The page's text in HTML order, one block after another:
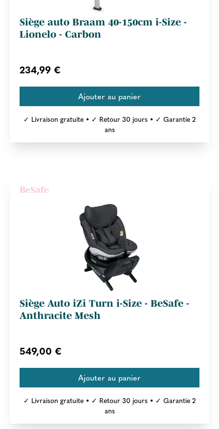
Siège auto Braam 40-150cm i-Size -
Lionelo - Carbon
234,99 €
✓ Livraison gratuite • ✓ Retour 30 jours • ✓ Garantie 2
ans
BeSafe
Siège Auto iZi Turn i-Size - BeSafe -
Anthracite Mesh
549,00 €
✓ Livraison gratuite • ✓ Retour 30 jours • ✓ Garantie 2
ans